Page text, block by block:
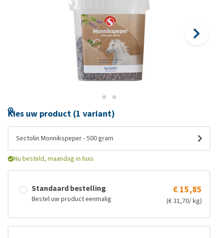
Kies uw product (1 variant)
Sectolin Monnikspeper - 500 gram
Nu besteld, maandag in huis
Standaard bestelling
Bestel uw product eenmalig
€ 15,85
(€ 31,70/ kg)